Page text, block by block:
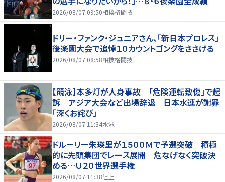
2026/08/07 09:50相撲格闘技
ドリー・ファンク・ジュニアさん、「新日本プロレス」
後楽園大会で追悼１０カウントゴングをささげる
2026/08/07 08:58相撲格闘技
【競泳】本多灯が人身事故 「危険運転致傷」で起
訴 アジア大会など出場辞退 日本水連が謝罪
「深くお詫び」
2026/08/07 11:34水泳
ドルーリー朱瑛里が１５００Ｍで予選突破 積極
的に先頭集団でレース展開 危なげなく突破決
める…Ｕ２０世界選手権
2026/08/07 11:38陸上